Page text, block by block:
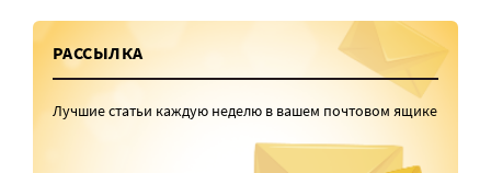
РАССЫЛКА
Лучшие статьи каждую неделю в вашем почтовом ящике